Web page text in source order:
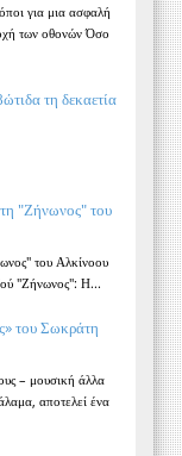
για μια ασφαλή
των οθονών Όσο
τη δεκαετία
"Ζήνωνος" του
του Αλκίνοου
"Ζήνωνος": Η...
του Σωκράτη
– μουσική άλλα
αποτελεί ένα